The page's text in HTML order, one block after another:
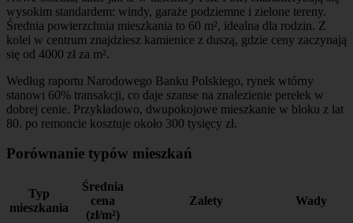
wysokim standardem: windy, garaże podziemne i zielone tereny.
Średnia powierzchnia mieszkania to 60 m², idealna dla rodzin. Z
kolei w centrum znajdziesz kamienice z duszą, gdzie ceny zaczynają
się od 4000 zł za m².
Według raportu Narodowego Banku Polskiego, rynek wtórny
stanowi 60% transakcji, co daje szanse na znalezienie perełek w
dobrej cenie. Przykładowo, dwupokojowe mieszkanie w bloku z lat
80. po remoncie kosztuje około 300 tysięcy zł.
Porównanie typów mieszkań
Typ
mieszkania
Średnia
cena
(zł/m²)
Zalety Wady